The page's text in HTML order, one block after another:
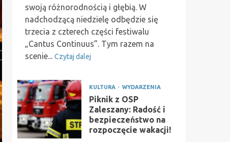
swoją różnorodnością i głębią. W
nadchodzącą niedzielę odbędzie się
trzecia z czterech części festiwalu
„Cantus Continuus”. Tym razem na
scenie... Czytaj dalej
KULTURA WYDARZENIA
Piknik z OSP
Zaleszany: Radość i
bezpieczeństwo na
rozpoczęcie wakacji!